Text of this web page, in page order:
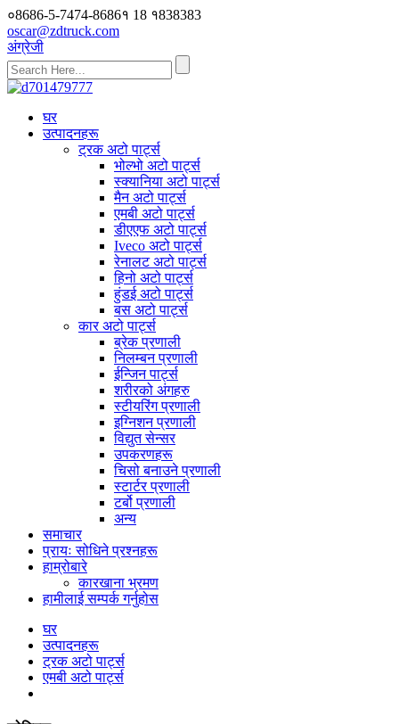
०8686-5-7474-8686१ 18 १838383
oscar@zdtruck.com
अंग्रेजी
घर
उत्पादनहरू
ट्रक अटो पार्ट्स
भोल्भो अटो पार्ट्स
स्क्यानिया अटो पार्ट्स
मैन अटो पार्ट्स
एमबी अटो पार्ट्स
डीएएफ अटो पार्ट्स
Iveco अटो पार्ट्स
रेनालट अटो पार्ट्स
हिनो अटो पार्ट्स
हुंडई अटो पार्ट्स
बस अटो पार्ट्स
कार अटो पार्ट्स
ब्रेक प्रणाली
निलम्बन प्रणाली
ईन्जिन पार्ट्स
शरीरको अंगहरु
स्टीयरिंग प्रणाली
इग्निशन प्रणाली
विद्युत सेन्सर
उपकरणहरू
चिसो बनाउने प्रणाली
स्टार्टर प्रणाली
टर्बो प्रणाली
अन्य
समाचार
प्रायः सोधिने प्रश्नहरू
हाम्रोबारे
कारखाना भ्रमण
हामीलाई सम्पर्क गर्नुहोस
घर
उत्पादनहरू
ट्रक अटो पार्ट्स
एमबी अटो पार्ट्स